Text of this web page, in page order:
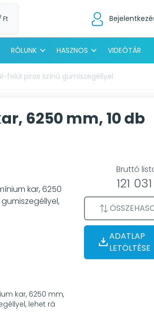
Ft
RÓLUNK HASZNOS VIDEÓTÁR
felül piros színű gumiszegéllyel
6250 mm, 10 db
kar, 6250
kar, 6250 mm,
lehet rá
Bruttó
121
ADATLAP
LETÖLTÉSE